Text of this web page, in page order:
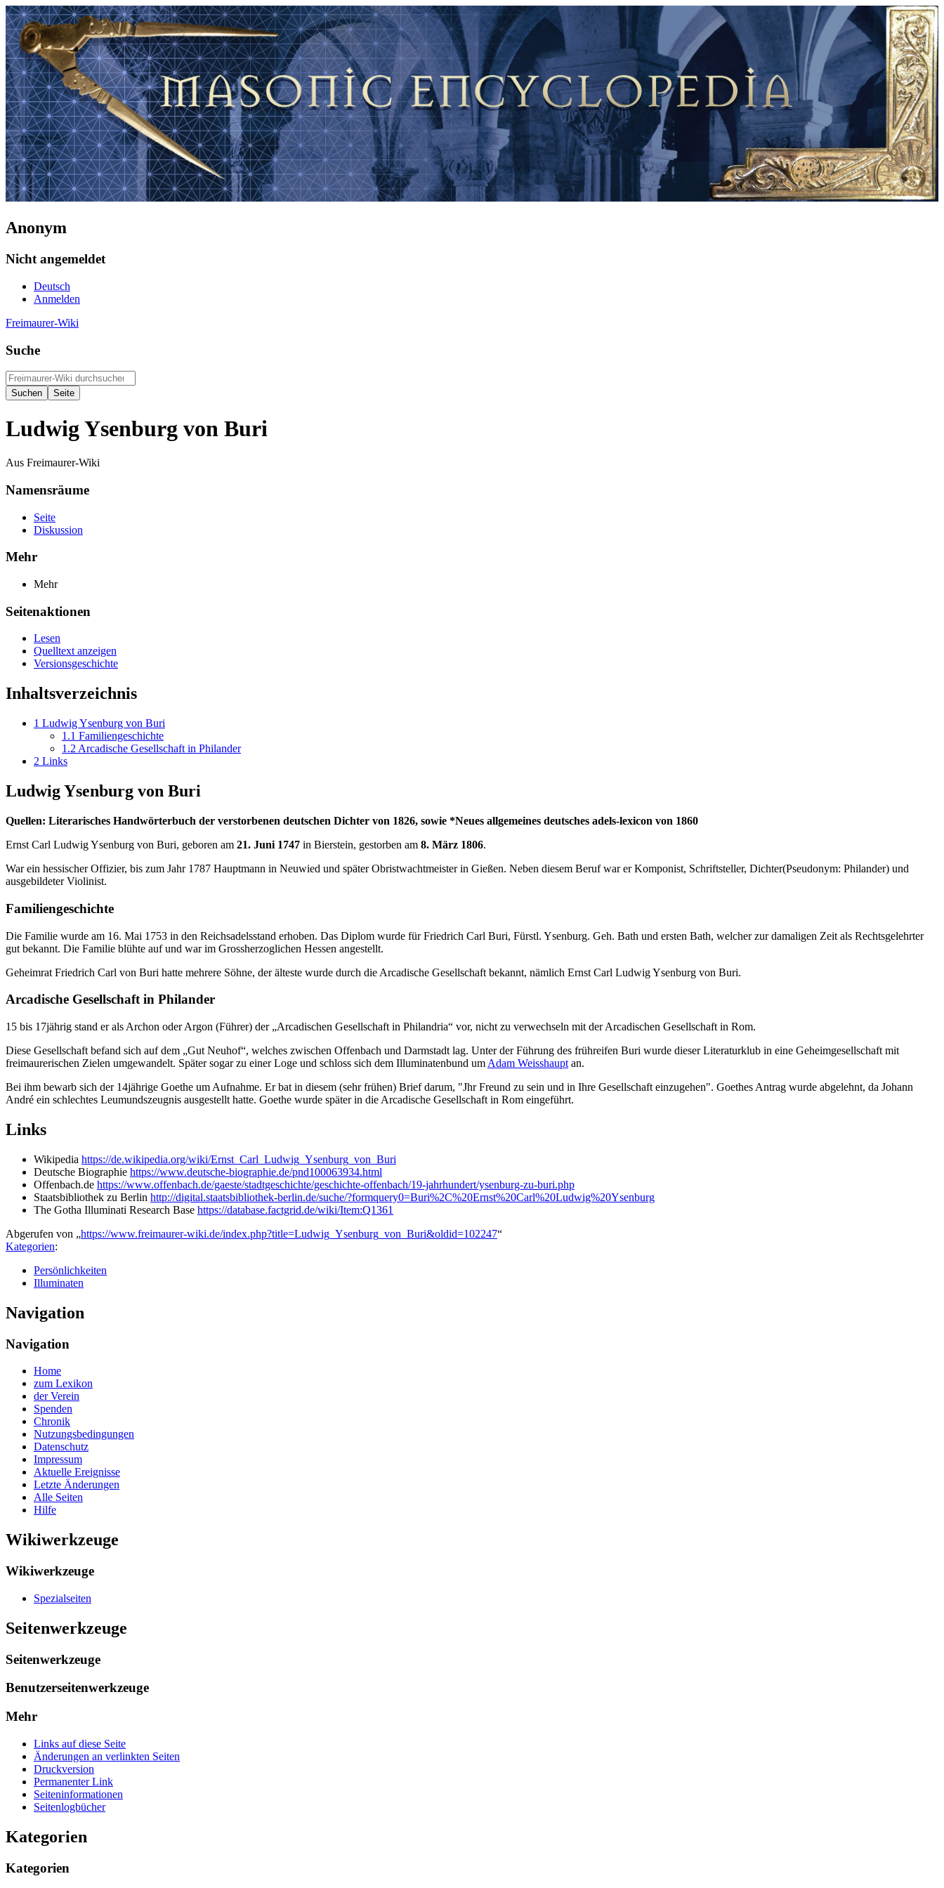
Anonym
Nicht angemeldet
Deutsch
Anmelden
Freimaurer-Wiki
Suche
Ludwig Ysenburg von Buri
Aus Freimaurer-Wiki
Namensräume
Seite
Diskussion
Mehr
Mehr
Seitenaktionen
Lesen
Quelltext anzeigen
Versionsgeschichte
Inhaltsverzeichnis
1 Ludwig Ysenburg von Buri
1.1 Familiengeschichte
1.2 Arcadische Gesellschaft in Philander
2 Links
Ludwig Ysenburg von Buri
Quellen: Literarisches Handwörterbuch der verstorbenen deutschen Dichter von 1826, sowie *Neues allgemeines deutsches adels-lexicon von 1860
Ernst Carl Ludwig Ysenburg von Buri, geboren am 21. Juni 1747 in Bierstein, gestorben am 8. März 1806.
War ein hessischer Offizier, bis zum Jahr 1787 Hauptmann in Neuwied und später Obristwachtmeister in Gießen. Neben diesem Beruf war er Komponist, Schriftsteller, Dichter(Pseudonym: Philander) und
ausgebildeter Violinist.
Familiengeschichte
Die Familie wurde am 16. Mai 1753 in den Reichsadelsstand erhoben. Das Diplom wurde für Friedrich Carl Buri, Fürstl. Ysenburg. Geh. Bath und ersten Bath, welcher zur damaligen Zeit als Rechtsgelehrter
gut bekannt. Die Familie blühte auf und war im Grossherzoglichen Hessen angestellt.
Geheimrat Friedrich Carl von Buri hatte mehrere Söhne, der älteste wurde durch die Arcadische Gesellschaft bekannt, nämlich Ernst Carl Ludwig Ysenburg von Buri.
Arcadische Gesellschaft in Philander
15 bis 17jährig stand er als Archon oder Argon (Führer) der „Arcadischen Gesellschaft in Philandria“ vor, nicht zu verwechseln mit der Arcadischen Gesellschaft in Rom.
Diese Gesellschaft befand sich auf dem „Gut Neuhof“, welches zwischen Offenbach und Darmstadt lag. Unter der Führung des frühreifen Buri wurde dieser Literaturklub in eine Geheimgesellschaft mit
freimaurerischen Zielen umgewandelt. Später sogar zu einer Loge und schloss sich dem Illuminatenbund um Adam Weisshaupt an.
Bei ihm bewarb sich der 14jährige Goethe um Aufnahme. Er bat in diesem (sehr frühen) Brief darum, "Jhr Freund zu sein und in Ihre Gesellschaft einzugehen". Goethes Antrag wurde abgelehnt, da Johann
André ein schlechtes Leumundszeugnis ausgestellt hatte. Goethe wurde später in die Arcadische Gesellschaft in Rom eingeführt.
Links
Wikipedia https://de.wikipedia.org/wiki/Ernst_Carl_Ludwig_Ysenburg_von_Buri
Deutsche Biographie https://www.deutsche-biographie.de/pnd100063934.html
Offenbach.de https://www.offenbach.de/gaeste/stadtgeschichte/geschichte-offenbach/19-jahrhundert/ysenburg-zu-buri.php
Staatsbibliothek zu Berlin http://digital.staatsbibliothek-berlin.de/suche/?formquery0=Buri%2C%20Ernst%20Carl%20Ludwig%20Ysenburg
The Gotha Illuminati Research Base https://database.factgrid.de/wiki/Item:Q1361
Abgerufen von „https://www.freimaurer-wiki.de/index.php?title=Ludwig_Ysenburg_von_Buri&oldid=102247“
Kategorien:
Persönlichkeiten
Illuminaten
Navigation
Navigation
Home
zum Lexikon
der Verein
Spenden
Chronik
Nutzungsbedingungen
Datenschutz
Impressum
Aktuelle Ereignisse
Letzte Änderungen
Alle Seiten
Hilfe
Wikiwerkzeuge
Wikiwerkzeuge
Spezialseiten
Seitenwerkzeuge
Seitenwerkzeuge
Benutzerseitenwerkzeuge
Mehr
Links auf diese Seite
Änderungen an verlinkten Seiten
Druckversion
Permanenter Link
Seiten­­informationen
Seitenlogbücher
Kategorien
Kategorien